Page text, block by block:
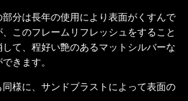
分は長年の使用により表面がくすんで
このフレームリフレッシュをすること
て、程好い艶のあるマットシルバーな
きます。
同様に、サンドブラストによって表面の